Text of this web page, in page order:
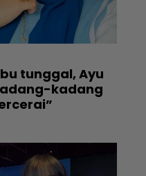
tunggal, Ayu
kadang